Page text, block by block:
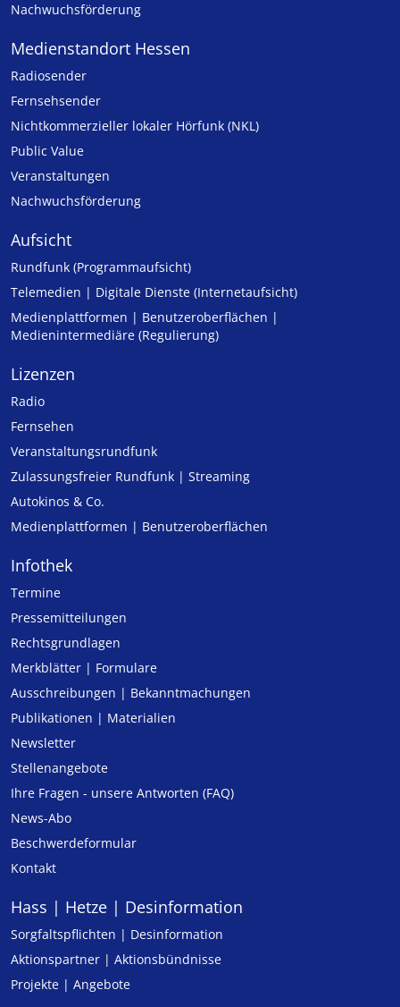
Nachwuchsförderung
Medienstandort Hessen
Radiosender
Fernsehsender
Nicht­kommer­zieller lo­ka­ler Hör­funk (NKL)
Public Value
Veranstaltungen
Nachwuchsförderung
Aufsicht
Rundfunk (Programmaufsicht)
Telemedien | Digitale Dienste (Internetaufsicht)
Medienplattformen | Benutzeroberflächen |
Medienintermediäre (Regulierung)
Lizenzen
Radio
Fernsehen
Veranstaltungsrundfunk
Zulassungs­freier Rund­funk | Streaming
Autokinos & Co.
Medienplattformen | Benutzeroberflächen
Infothek
Termine
Pressemitteilungen
Rechtsgrundlagen
Merkblätter | Formulare
Ausschreibungen | Bekanntmachungen
Publikationen | Materialien
Newsletter
Stellenangebote
Ihre Fragen - unsere Antworten (FAQ)
News-Abo
Beschwerdeformular
Kontakt
Hass | Hetze | Desinformation
Sorgfaltspflichten | Desinformation
Aktionspartner | Aktionsbündnisse
Projekte | Angebote